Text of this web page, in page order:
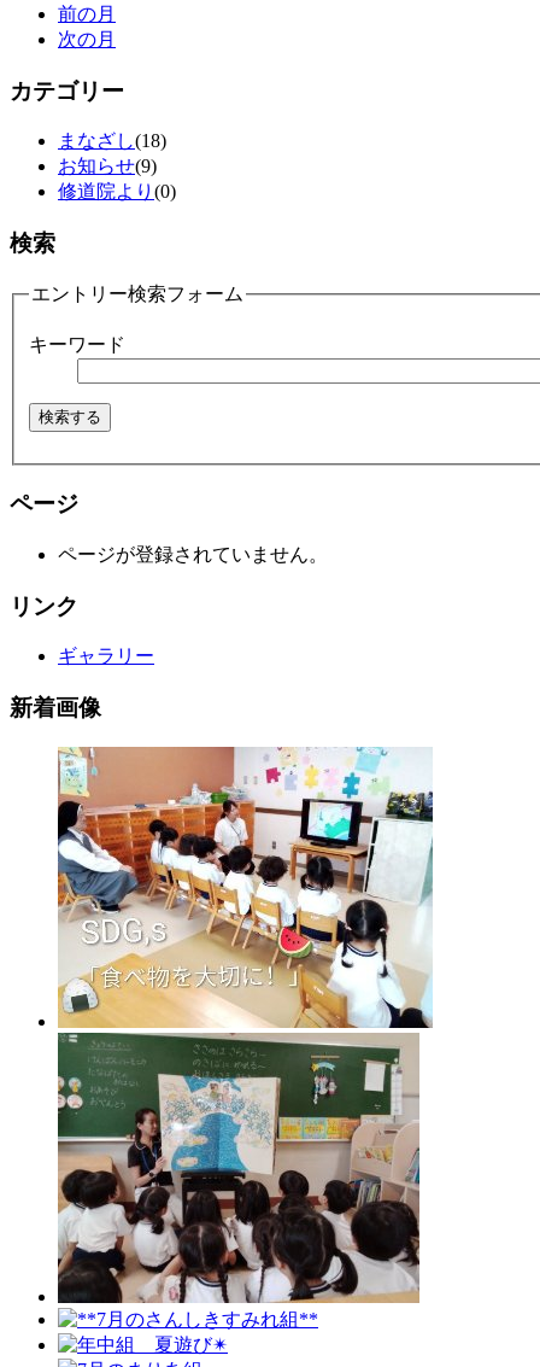
前の月
次の月
カテゴリー
まなざし(18)
お知らせ(9)
修道院より (0)
検索
エントリー検索フォーム
キーワード
ページ
ページが登録されていません。
リンク
ギャラリー
新着画像